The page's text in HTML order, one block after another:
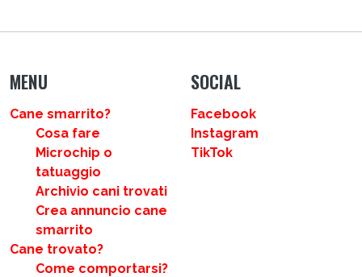
MENU
Cane smarrito?
Cosa fare
Microchip o
tatuaggio
Archivio cani trovati
Crea annuncio cane
smarrito
Cane trovato?
Come comportarsi?
SOCIAL
Facebook
Instagram
TikTok